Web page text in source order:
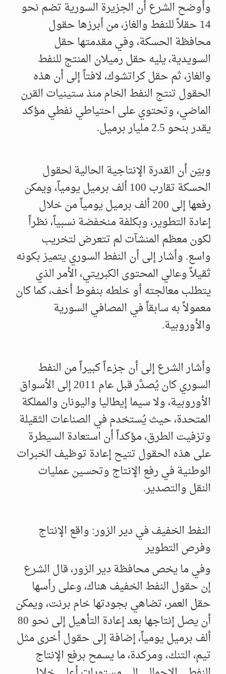
وأوضح الشرع أن الجزيرة السورية تضم نحو
14 حقلاً للنفط والغاز، من أبرزها حقول
محافظة الحسكة، وفي مقدمتها حقل
السويدية، يليه حقل رميلان المنتج للنفط
والغاز، ثم حقل كراتشوك، لافتاً إلى أن هذه
الحقول تنتج النفط الخام منذ ستينيات القرن
الماضي، وتحتوي على احتياطي نفطي مؤكد
يقدر بنحو 2.5 مليار برميل.
وبيّن أن القدرة الإنتاجية الحالية لحقول
الحسكة تقارب 100 ألف برميل يومياً، ويمكن
رفعها إلى 200 ألف برميل يومياً من خلال
إعادة التطوير، وبكلفة منخفضة نسبياً، نظراً
لكون معظم المنشآت لم تتعرض لتخريب
واسع. وأشار إلى أن النفط السوري يتميز بكونه
ثقيلاً وعالي المحتوى الكبريتي، الأمر الذي
يتطلب معالجته أو خلطه بنفوط أخف، كما كان
معمولاً به سابقاً في المصافي السورية
والأوروبية.
وأشار الشرع إلى أن جزءاً كبيراً من النفط
السوري كان يُصدَّر قبل عام 2011 إلى الأسواق
الأوروبية، ولا سيما إيطاليا واليونان والمملكة
المتحدة، حيث يُستخدم في الصناعات الثقيلة
وتزفيت الطرق، مؤكداً أن استعادة السيطرة
على هذه الحقول تتيح إعادة توظيف الخبرات
الوطنية في رفع الإنتاج وتحسين عمليات
النقل والتصدير.
النفط الخفيف في دير الزور: واقع الإنتاج
وفرص التطوير
وفي ما يخص محافظة دير الزور، قال الشرع
إن حقول النفط الخفيف هناك، وعلى رأسها
حقل العمر، تضاهي بجودتها خام برنت، ويمكن
أن يصل إنتاجها بعد إعادة التأهيل إلى نحو 80
ألف برميل يومياً، إضافة إلى حقول أخرى مثل
تيم، التنك، ومركدة، ما يسمح برفع الإنتاج